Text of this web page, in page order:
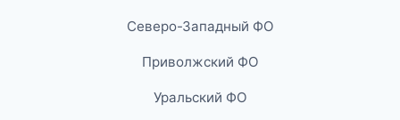
Северо-Западный ФО
Приволжский ФО
Уральский ФО